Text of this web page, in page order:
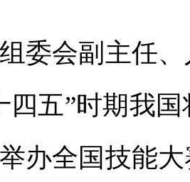
委会副主任
四五”时期我
办全国技能